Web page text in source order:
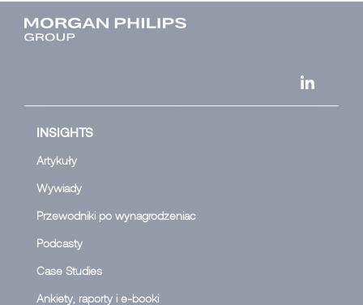
INSIGHTS
Artykuły
Wywiady
Przewodniki po wynagrodzeniac
Podcasty
Case Studies
Ankiety, raporty i e-booki